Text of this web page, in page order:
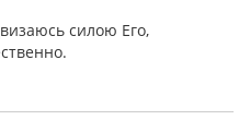
силою Его,